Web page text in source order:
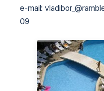
e-mail:
09